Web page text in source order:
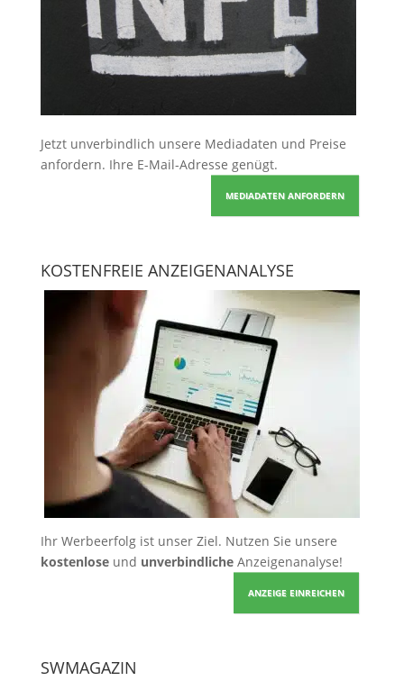
Jetzt unverbindlich unsere Mediadaten und Preise
anfordern. Ihre E-Mail-Adresse genügt.
MEDIADATEN ANFORDERN
KOSTENFREIE ANZEIGENANALYSE
Ihr Werbeerfolg ist unser Ziel. Nutzen Sie unsere
kostenloseund unverbindlicheAnzeigenanalyse!
ANZEIGE EINREICHEN
SWMAGAZIN